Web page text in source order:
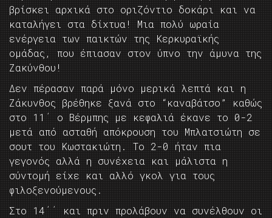
βρίσκει αρχικά στο οριζόντιο δοκάρι και να
καταλήγει στα δίχτυα! Μια πολύ ωραία
ενέργεια των παικτών της Κερκυραϊκής
ομάδας, που έπιασαν στον ύπνο την άμυνα της
Ζακύνθου!
Δεν πέρασαν παρά μόνο μερικά λεπτά και η
Ζάκυνθος βρέθηκε ξανά στο “καναβάτσο” καθώς
στο 11΄ ο Βέρμπης με κεφαλιά έκανε το 0-2
μετά από ασταθή απόκρουση του Μπλατσιώτη σε
σουτ του Κωστακιώτη. Το 2-0 ήταν πια
γεγονός αλλά η συνέχεια και μάλιστα η
σύντομή είχε και αλλό γκολ για τους
φιλοξενούμενους.
Στο 14΄΄ και πριν προλάβουν να συνέλθουν οι